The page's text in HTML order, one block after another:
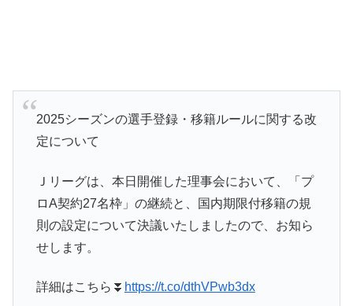
2025シーズンの選手登録・移籍ルールに関する改
定について
Ｊリーグは、本日開催した理事会において、「プ
ロA契約27名枠」の継続と、国内期限付移籍の規
則の設定について決議いたしましたので、お知ら
せします。
詳細はこちら⏬ https://t.co/dthVPwb3dx